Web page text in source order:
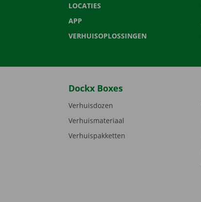
LOCATIES
APP
VERHUISOPLOSSINGEN
Dockx Boxes
Verhuisdozen
Verhuismateriaal
Verhuispakketten